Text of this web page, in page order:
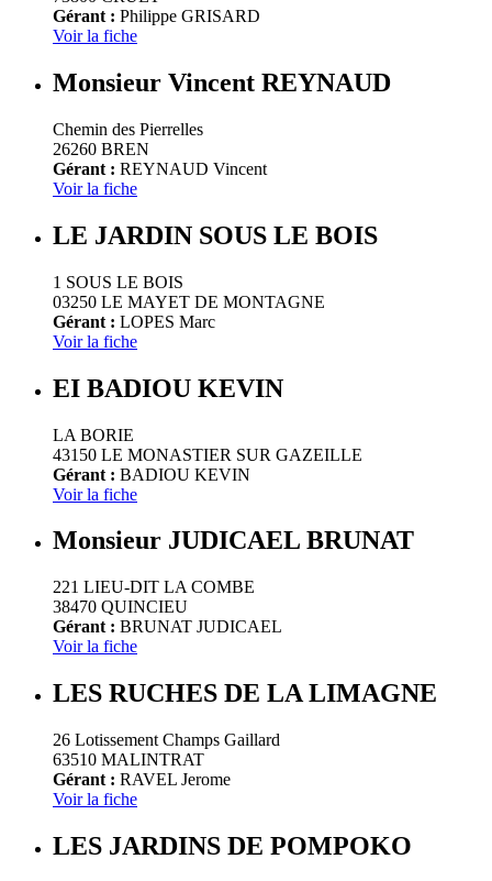
Gérant : Philippe GRISARD
Voir la fiche
Monsieur Vincent REYNAUD
Chemin des Pierrelles
26260 BREN
Gérant : REYNAUD Vincent
Voir la fiche
LE JARDIN SOUS LE BOIS
1 SOUS LE BOIS
03250 LE MAYET DE MONTAGNE
Gérant : LOPES Marc
Voir la fiche
EI BADIOU KEVIN
LA BORIE
43150 LE MONASTIER SUR GAZEILLE
Gérant : BADIOU KEVIN
Voir la fiche
Monsieur JUDICAEL BRUNAT
221 LIEU-DIT LA COMBE
38470 QUINCIEU
Gérant : BRUNAT JUDICAEL
Voir la fiche
LES RUCHES DE LA LIMAGNE
26 Lotissement Champs Gaillard
63510 MALINTRAT
Gérant : RAVEL Jerome
Voir la fiche
LES JARDINS DE POMPOKO